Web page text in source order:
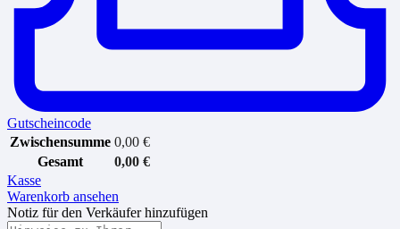
Gutscheincode
Zwischensumme 0,00 €
Gesamt
0,00 €
Kasse
Warenkorb ansehen
Notiz für den Verkäufer hinzufügen